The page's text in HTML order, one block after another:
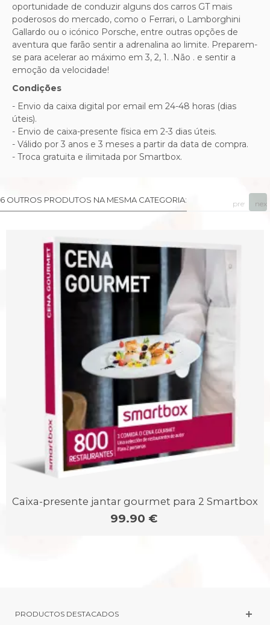
oportunidade de conduzir alguns dos carros GT mais
poderosos do mercado, como o Ferrari, o Lamborghini
Gallardo ou o icónico Porsche, entre outras opções de
aventura que farão sentir a adrenalina ao limite. Preparem-
se para acelerar ao máximo em 3, 2, 1. .Não . e sentir a
emoção da velocidade!
Condições
- Envio da caixa digital por email em 24-48 horas (dias
úteis).
- Envio de caixa-presente física em 2-3 dias úteis.
- Válido por 3 anos e 3 meses a partir da data de compra.
- Troca gratuita e ilimitada por Smartbox.
6 OUTROS PRODUTOS NA MESMA CATEGORIA:
Caixa-presente jantar gourmet para 2 Smartbox
99.90 €
prev next
PRODUCTOS DESTACADOS